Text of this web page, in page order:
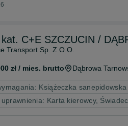
Kierowca kat. C+E
Transport Sp. Z O.O.
zł / mies. brutto Dąbrowa
Książeczka sanepidowska
Karta kierowcy,